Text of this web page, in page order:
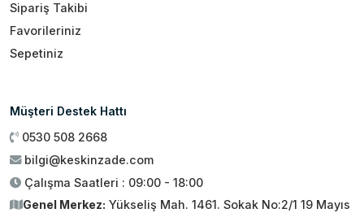
Sipariş Takibi
Favorileriniz
Sepetiniz
Müşteri Destek Hattı
0530 508 2668
bilgi@keskinzade.com
Çalışma Saatleri : 09:00 - 18:00
Genel Merkez: Yükseliş Mah. 1461. Sokak No:2/1 19 Mayıs